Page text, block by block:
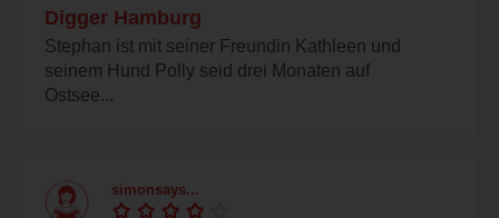
Digger Hamburg
Stephan ist mit seiner Freundin Kathleen und
seinem Hund Polly seid drei Monaten auf
Ostsee...
simonsays...